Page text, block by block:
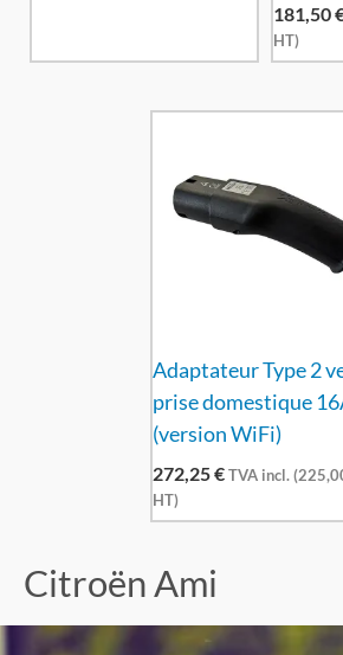
181,50
HT)
Adaptateur Type 2
prise domestique
(version WiFi)
272,25€TVA incl. (
HT)
Citroën Ami